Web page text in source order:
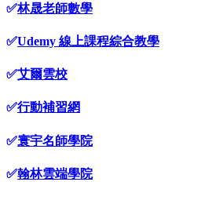
✅林晟老師數學
✅Udemy 線上課程綜合教學
✅艾爾雲校
✅行動補習網
✅寰宇名師學院
✅翰林雲端學院